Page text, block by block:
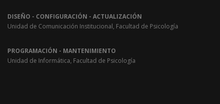
DISEÑO - CONFIGURACIÓN - ACTUALIZACIÓN
Unidad de Comunicación Institucional, Facultad de Psicología
PROGRAMACIÓN - MANTENIMIENTO
Unidad de Informática, Facultad de Psicología